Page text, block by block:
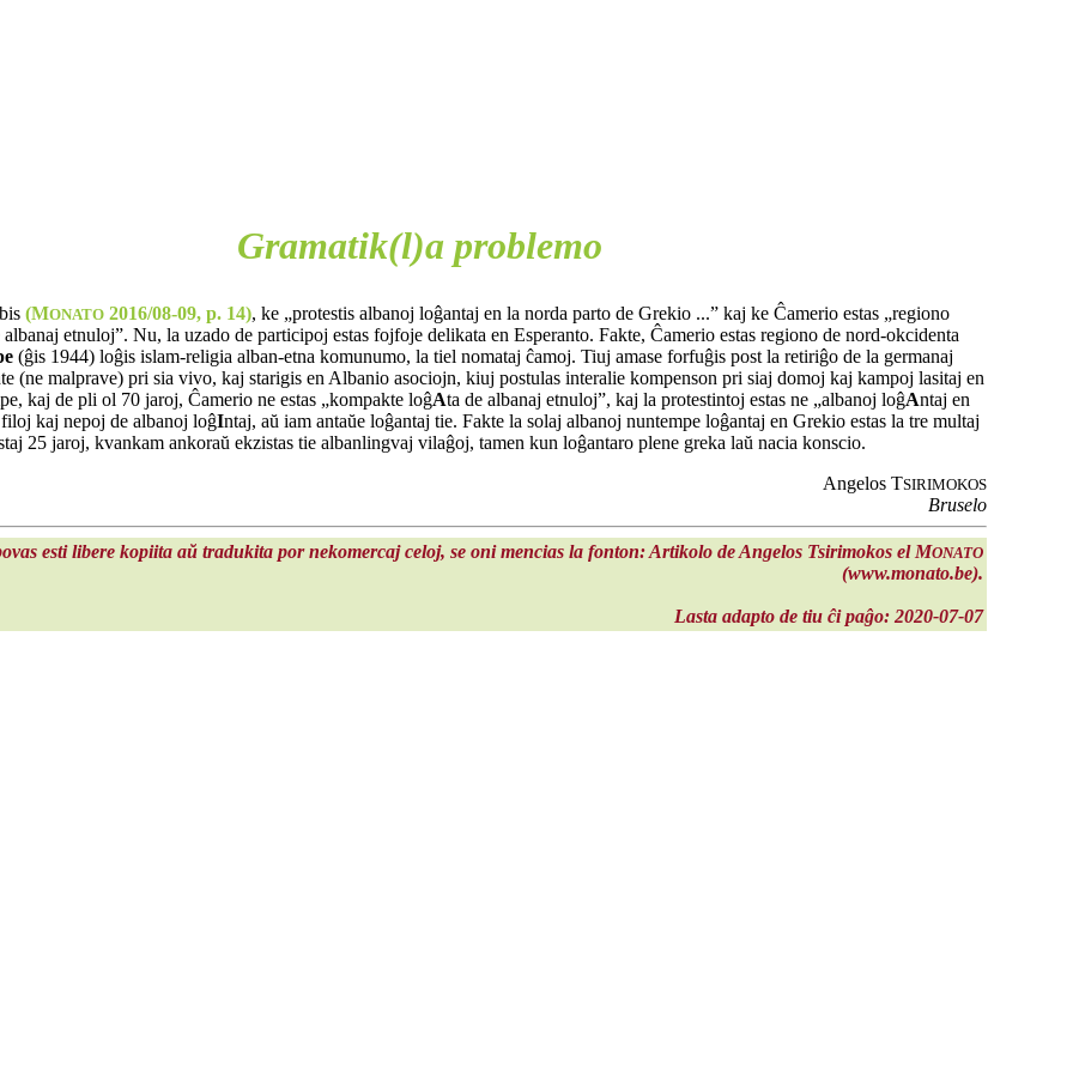
Gramatik(l)a problemo
(MONATO2016/08-09, p. 14), ke „protestis albanoj loĝantaj en la norda parto de Grekio ...” kaj ke Ĉamerio estas „regiono
etnuloj”. Nu, la uzado de participoj estas fojfoje delikata en Esperanto. Fakte, Ĉamerio estas regiono de nord-okcidenta
(ĝis 1944) loĝis islam-religia alban-etna komunumo, la tiel nomataj ĉamoj. Tiuj amase forfuĝis post la retiriĝo de la germanaj
(ne malprave) pri sia vivo, kaj starigis en Albanio asociojn, kiuj postulas interalie kompenson pri siaj domoj kaj kampoj lasitaj en
kaj de pli ol 70 jaroj, Ĉamerio ne estas „kompakte loĝAta de albanaj etnuloj”, kaj la protestintoj estas ne „albanoj loĝAntaj en
kaj nepoj de albanoj loĝIntaj, aŭ iam antaŭe loĝantaj tie. Fakte la solaj albanoj nuntempe loĝantaj en Grekio estas la tre multaj
25 jaroj, kvankam ankoraŭ ekzistas tie albanlingvaj vilaĝoj, tamen kun loĝantaro plene greka laŭ nacia konscio.
Angelos TSIRIMOKOS
Bruselo
esti libere kopiita aŭ tradukita por nekomercaj celoj, se oni mencias la fonton: Artikolo de Angelos Tsirimokos el MONATO
(www.monato.be).
Lasta adapto de tiu ĉi paĝo: 2020-07-07